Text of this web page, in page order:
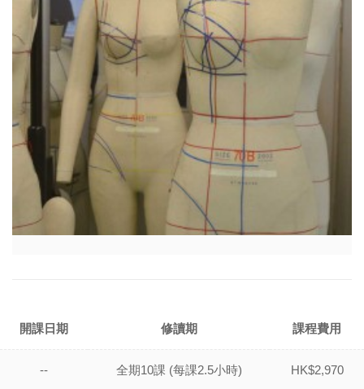
開課日期 修讀期 課程費用
-- 全期10課 (每課2.5小時) HK$2,970